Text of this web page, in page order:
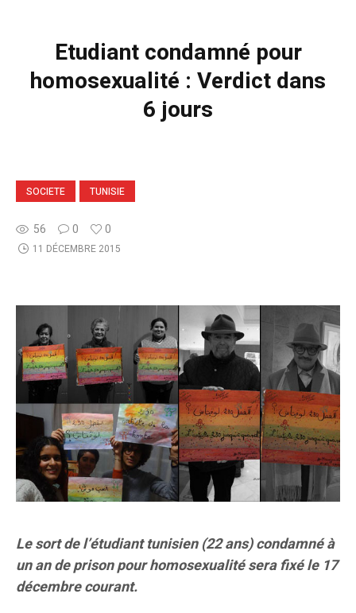
Etudiant condamné pour
homosexualité : Verdict dans
6 jours
SOCIETE TUNISIE
56 0 0
11 DÉCEMBRE 2015
Le sort de l’étudiant tunisien (22 ans) condamné à
un an de prison pour homosexualité sera fixé le 17
décembre courant.